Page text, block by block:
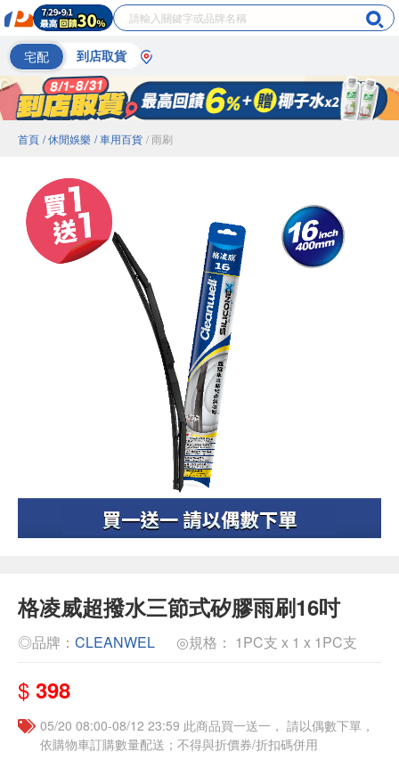
宅配 到店取貨
首頁 / 休閒娛樂 / 車用百貨 / 雨刷
格凌威超撥水三節式矽膠雨刷16吋
◎品牌： CLEANWEL ◎規格： 1PC支 x 1 x 1PC支
$ 398
05/20 08:00-08/12 23:59 此商品買一送一， 請以偶數下單，
依購物車訂購數量配送；不得與折價券/折扣碼併用